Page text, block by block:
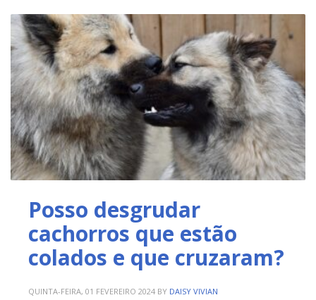
Posso desgrudar
cachorros que estão
colados e que cruzaram?
QUINTA-FEIRA, 01 FEVEREIRO 2024 BY DAISY VIVIAN